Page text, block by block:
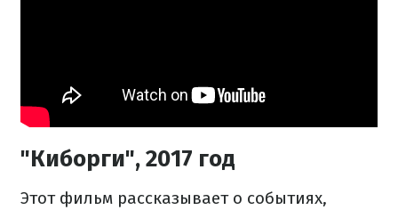
"Киборги", 2017 год
Этот фильм рассказывает о событиях,